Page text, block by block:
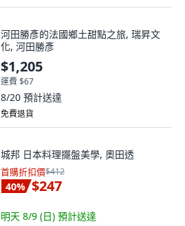
河田勝彥的法國鄉土甜點之旅, 瑞昇文
化, 河田勝彥
$1,205
運費 $67
8/20 預計送達
免費退貨
城邦 日本料理擺盤美學, 奧田透
首購折扣價$412
40% $247
明天 8/9 (日) 預計送達